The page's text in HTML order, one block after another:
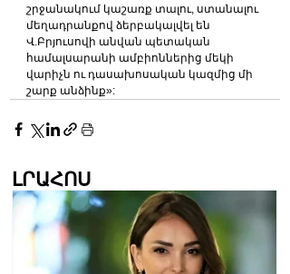
շրջանակում կաշառք տալու, ստանալու
մեղադրանքով ձերբակալվել են
Վ.Բրյուսովի անվան պետական
համալսարանի ամբիոններից մեկի
վարիչն ու դասախոսական կազմից մի
շարք անձինք»:
ԼՐԱՀՈՍ